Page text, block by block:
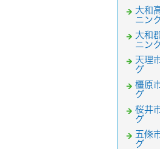
大和
ニン
大和
ニン
天理
グ
橿原
グ
桜井
グ
五條
グ